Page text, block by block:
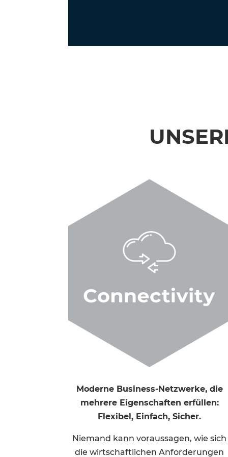
Moderne Business-Netzwerke, die
mehrere Eigenschaften erfüllen:
Flexibel, Einfach, Sicher.
Niemand kann voraussagen, wie sich
die wirtschaftlichen Anforderungen